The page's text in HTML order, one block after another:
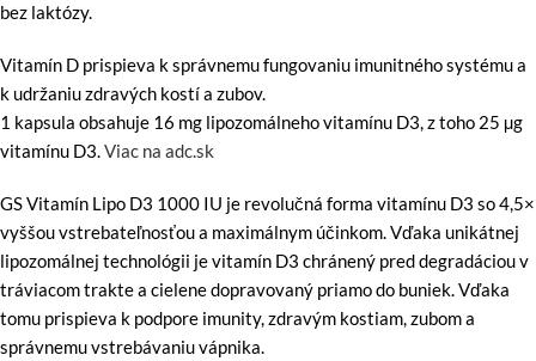
bez laktózy.
Vitamín D prispieva k správ­nemu fungovaniu imunitného systému a
k udržaniu zdravých kostí a zubov.
1 kapsula obsahuje 16 mg lipozomálneho vitamínu D3, z toho 25 µg
vitamínu D3.Viac na adc.sk
GS Vitamín Lipo D3 1000 IU je revolučná forma vitamínu D3 so 4,5×
vyššou vstrebateľnosťou a maximálnym účinkom. Vďaka unikátnej
lipozomálnej technológii je vitamín D3 chránený pred degradáciou v
tráviacom trakte a cielene dopravovaný priamo do buniek. Vďaka
tomu prispieva k podpore imunity, zdravým kostiam, zubom a
správnemu vstrebávaniu vápnika.